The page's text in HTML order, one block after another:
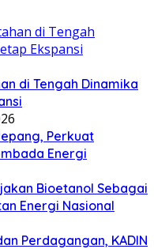
di Tengah Dinamika
Perkuat
Energi
Bioetanol Sebagai
Energi Nasional
Perdagangan, KADIN